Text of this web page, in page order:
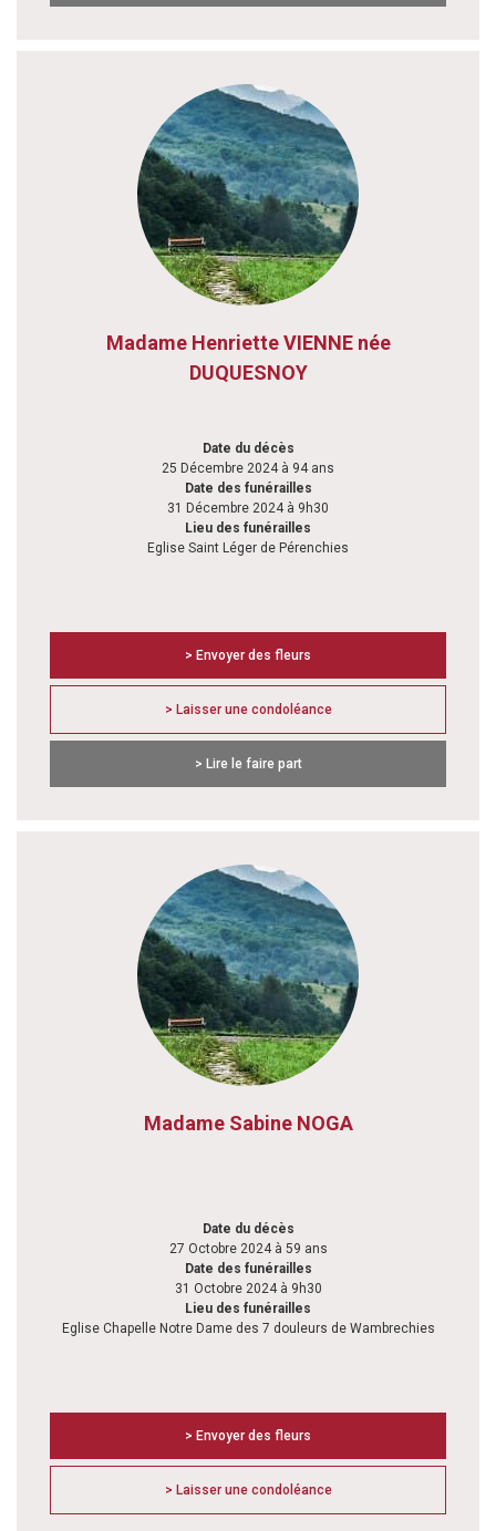
Madame Henriette VIENNE née
DUQUESNOY
Date du décès
25 Décembre 2024 à 94 ans
Date des funérailles
31 Décembre 2024 à 9h30
Lieu des funérailles
Eglise Saint Léger de Pérenchies
> Envoyer des fleurs
> Laisser une condoléance
> Lire le faire part
Madame Sabine NOGA
Date du décès
27 Octobre 2024 à 59 ans
Date des funérailles
31 Octobre 2024 à 9h30
Lieu des funérailles
Eglise Chapelle Notre Dame des 7 douleurs de Wambrechies
> Envoyer des fleurs
> Laisser une condoléance